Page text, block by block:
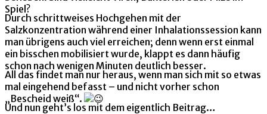
Spiel?
Durch schrittweises Hochgehen mit der
Salzkonzentration während einer Inhalationssession kann
man übrigens auch viel erreichen; denn wenn erst einmal
ein bisschen mobilisiert wurde, klappt es dann häufig
schon nach wenigen Minuten deutlich besser.
All das findet man nur heraus, wenn man sich mit so etwas
mal eingehend befasst – und nicht vorher schon
„Bescheid weiß“.
Und nun geht’s los mit dem eigentlich Beitrag…